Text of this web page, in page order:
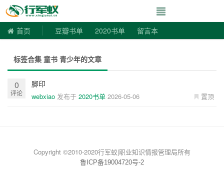
寻书令|走向自
首页 豆瓣书单 2020书单 留言本
标签合集 童书 青少年的文章
0
评论
脚印
置顶
webxiao 发布于 2020书单 2026-05-06
Copyright ©2010-2020行军蚁|职业知识情报管理局所有
鲁ICP备19004720号-2